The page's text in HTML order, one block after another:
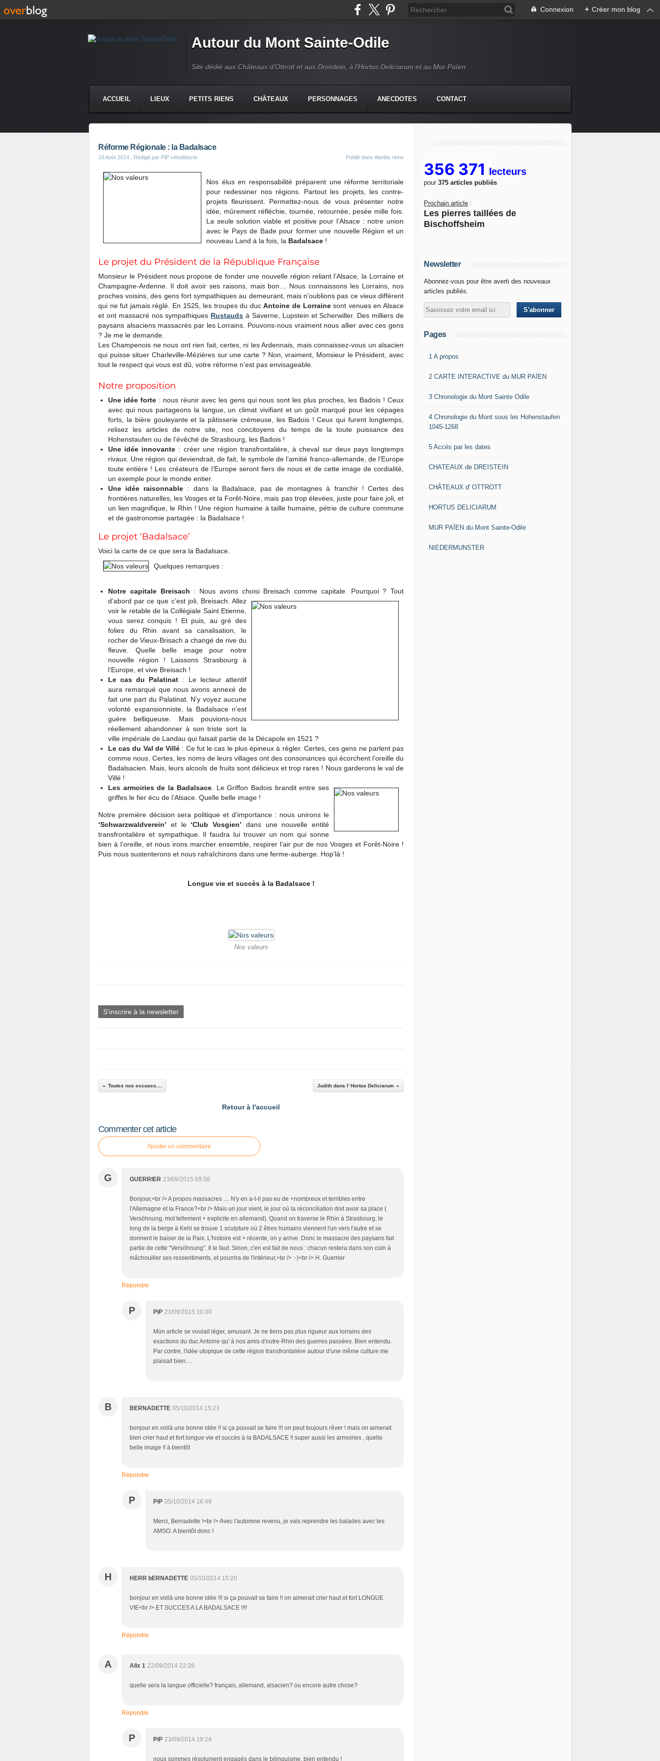
Connexion + Créer mon blog
Autour du Mont Sainte-Odile
Site dédié aux Châteaux d'Ottrott et aux Dreistein, à l'Hortus Deliciarum et au Mur Païen
ACCUEIL LIEUX PETITS RIENS CHÂTEAUX PERSONNAGES ANECDOTES CONTACT
Réforme Régionale : la Badalsace
18 Août 2014 , Rédigé par PiP vélodidacte Publié dans #petits riens
Nos élus en responsabilité préparent une réforme territoriale
pour redessiner nos régions. Partout les projets, les contre-
projets fleurissent. Permettez-nous de vous présenter notre
idée, mûrement réfléchie, tournée, retournée, pesée mille fois.
La seule solution viable et positive pour l’Alsace : notre union
avec le Pays de Bade pour former une nouvelle Région et un
nouveau Land à la fois, la Badalsace !
Le projet du Président de la République Française
Monsieur le Président nous propose de fonder une nouvelle région reliant l’Alsace, la Lorraine et
Champagne-Ardenne. Il doit avoir ses raisons, mais bon… Nous connaissons les Lorrains, nos
proches voisins, des gens fort sympathiques au demeurant, mais n’oublions pas ce vieux différent
qui ne fut jamais réglé. En 1525, les troupes du ducAntoine de Lorrainesont venues en Alsace
et ont massacré nos sympathiques Rustauds à Saverne, Lupstein et Scherwiller. Des milliers de
paysans alsaciens massacrés par les Lorrains. Pouvons-nous vraiment nous allier avec ces gens
? Je me le demande.
Les Champenois ne nous ont rien fait, certes, ni les Ardennais, mais connaissez-vous un alsacien
qui puisse situer Charleville-Mézières sur une carte ? Non, vraiment, Monsieur le Président, avec
tout le respect qui vous est dû, votre réforme n’est pas envisageable.
Notre proposition
Une idée forte: nous réunir avec les gens qui nous sont les plus proches, les Badois ! Ceux
avec qui nous partageons la langue, un climat vivifiant et un goût marqué pour les cépages
forts, la bière gouleyante et la pâtisserie crémeuse, les Badois ! Ceux qui furent longtemps,
relisez les articles de notre site, nos concitoyens du temps de la toute puissance des
Hohenstaufen ou de l’évêché de Strasbourg, les Badois !
Une idée innovante : créer une région transfrontalière, à cheval sur deux pays longtemps
rivaux. Une région qui deviendrait, de fait, le symbole de l’amitié franco-allemande, de l’Europe
toute entière ! Les créateurs de l’Europe seront fiers de nous et de cette image de cordialité,
un exemple pour le monde entier.
Une idée raisonnable : dans la Badalsace, pas de montagnes à franchir ! Certes des
frontières naturelles, les Vosges et la Forêt-Noire, mais pas trop élevées, juste pour faire joli, et
un lien magnifique, le Rhin ! Une région humaine à taille humaine, pétrie de culture commune
et de gastronomie partagée : la Badalsace !
Le projet ‘Badalsace’
Voici la carte de ce que sera la Badalsace.
Quelques remarques :
Notre capitale Breisach : Nous avons choisi Breisach comme capitale. Pourquoi ? Tout
d’abord par ce que c’est joli, Breisach. Allez
voir le retable de la Collégiale Saint Etienne,
vous serez conquis ! Et puis, au gré des
folies du Rhin avant sa canalisation, le
rocher de Vieux-Brisach a changé de rive du
fleuve. Quelle belle image pour notre
nouvelle région ! Laissons Strasbourg à
l’Europe, et vive Breisach !
Le cas du Palatinat : Le lecteur attentif
aura remarqué que nous avons annexé de
fait une part du Palatinat. N’y voyez aucune
volonté expansionniste, la Badalsace n’est
guère belliqueuse. Mais pouvions-nous
réellement abandonner à son triste sort la
ville impériale de Landau qui faisait partie de la Décapole en 1521 ?
Le cas du Val de Villé : Ce fut le cas le plus épineux à régler. Certes, ces gens ne parlent pas
comme nous. Certes, les noms de leurs villages ont des consonances qui écorchent l’oreille du
Badalsacien. Mais, leurs alcools de fruits sont délicieux et trop rares ! Nous garderons le val de
Villé !
Les armoiries de la Badalsace. Le Griffon Badois brandit entre ses
griffes le fier écu de l’Alsace. Quelle belle image !
Notre première décision sera politique et d’importance : nous unirons le
‘Schwarzwaldverein’ et le ‘Club Vosgien’ dans une nouvelle entité
transfrontalière et sympathique. Il faudra lui trouver un nom qui sonne
bien à l’oreille, et nous irons marcher ensemble, respirer l’air pur de nos Vosges et Forêt-Noire !
Puis nous sustenterons et nous rafraîchirons dans une ferme-auberge. Hop’là !
Longue vie et succès à la Badalsace !
Nos valeurs
S'inscrire à la newsletter
Toutes nos excuses.... Judith dans l’ Hortus Deliciarum
Retour à l'accueil
Commenter cet article
Ajouter un commentaire
G GUERRIER 23/09/2015 09:58
Bonjour,<br /> A propos massacres .... N'y en a-t-il pas eu de +nombreux et terribles entre
l'Allemagne et la France?<br /> Mais un jour vient, le jour où la réconciliation doit avoir sa place (
Versöhnung, mot tellement + explicite en allemand). Quand on traverse le Rhin à Strasbourg, le
long de la berge à Kehl se trouve 1 sculpture où 2 êtres humains viennent l'un vers l'autre et se
donnent le baiser de la Paix. L'histoire est + récente, on y arrive. Donc le massacre des paysans fait
partie de cette "Versöhnung". Il le faut. Sinon, c'en est fait de nous : chacun restera dans son coin à
mâchouiller ses ressentiments, et pourrira de l'intérieur,<br /> :-)<br /> H. Guerrier
Répondre
P PiP 23/09/2015 10:30
Mon article se voulait léger, amusant. Je ne tiens pas plus rigueur aux lorrains des
exactions du duc Antoine qu' à nos amis d'outre-Rhin des guerres passées. Bien entendu.
Par contre, l'idée utopique de cette région transfrontalière autour d'une même culture me
plaisait bien....
B BERNADETTE 05/10/2014 15:23
bonjour en voilà une bonne idée !! si ça pouvait se faire !!! on peut toujours rêver ! mais on aimerait
bien crier haut et fort longue vie et succès à la BADALSACE !! super aussi les armoiries , quelle
belle image !! à bientôt
Répondre
P PiP 05/10/2014 16:49
Merci, Bernadette !<br /> Avec l'automne revenu, je vais reprendre les balades avec les
AMSO. A bientôt donc !
H HERR bERNADETTE 05/10/2014 15:20
bonjour en voilà une bonne idée !!! si ça pouvait se faire !! on aimerait crier haut et fort LONGUE
VIE<br /> ET SUCCES A LA BADALSACE !!!!
Répondre
A Alix 1 22/09/2014 22:28
quelle sera la langue officielle? français, allemand, alsacien? ou encore autre chose?
Répondre
P PiP 23/09/2014 19:24
nous sommes résolument engagés dans le bilinguisme, bien entendu !
356 371 lecteurs
pour 375 articles publiés
Prochain article :
Les pierres taillées de
Bischoffsheim
Newsletter
Abonnez-vous pour être averti des nouveaux
articles publiés.
Pages
1 A propos
2 CARTE INTERACTIVE du MUR PAÏEN
3 Chronologie du Mont Sainte Odile
4 Chronologie du Mont sous les Hohenstaufen
1045-1268
5 Accès par les dates
CHATEAUX de DREISTEIN
CHÂTEAUX d' OTTROTT
HORTUS DELICIARUM
MUR PAÏEN du Mont Sainte-Odile
NIEDERMUNSTER